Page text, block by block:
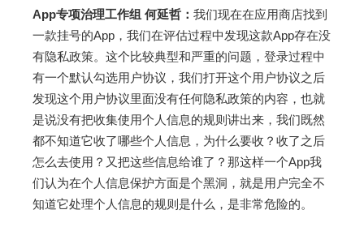
App专项治理工作组 何延哲： 我们现在在应用商店找到
一款挂号的App，我们在评估过程中发现这款App存在没
有隐私政策。这个比较典型和严重的问题，登录过程中
有一个默认勾选用户协议，我们打开这个用户协议之后
发现这个用户协议里面没有任何隐私政策的内容，也就
是说没有把收集使用个人信息的规则讲出来，我们既然
都不知道它收了哪些个人信息，为什么要收？收了之后
怎么去使用？又把这些信息给谁了？那这样一个App我
们认为在个人信息保护方面是个黑洞，就是用户完全不
知道它处理个人信息的规则是什么，是非常危险的。